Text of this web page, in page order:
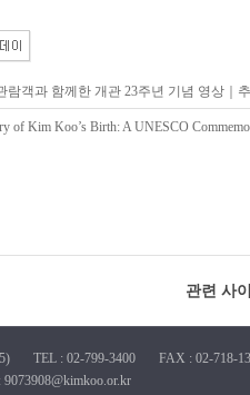
람객과 함께한 개관 23주년 기념 영상｜
of Kim Koo’s Birth: A UNESCO
관련 사
TEL : 02-799-3400 FAX : 02-718-